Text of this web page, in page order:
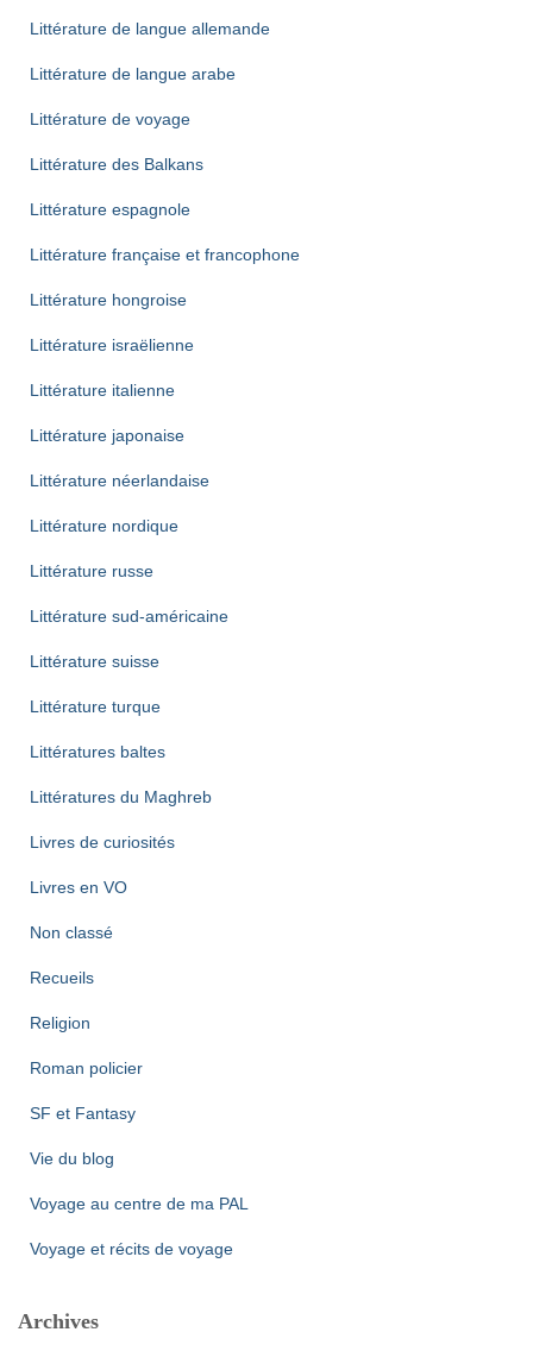
Littérature de langue allemande
Littérature de langue arabe
Littérature de voyage
Littérature des Balkans
Littérature espagnole
Littérature française et francophone
Littérature hongroise
Littérature israëlienne
Littérature italienne
Littérature japonaise
Littérature néerlandaise
Littérature nordique
Littérature russe
Littérature sud-américaine
Littérature suisse
Littérature turque
Littératures baltes
Littératures du Maghreb
Livres de curiosités
Livres en VO
Non classé
Recueils
Religion
Roman policier
SF et Fantasy
Vie du blog
Voyage au centre de ma PAL
Voyage et récits de voyage
Archives